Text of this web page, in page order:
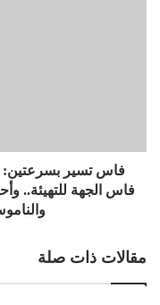
فاس تسير بسرعتين:
فاس الجهة للتهيئة..
مقالات ذات صلة